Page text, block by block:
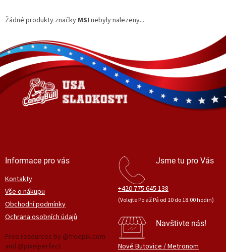
Žádné produkty značky MSI nebyly nalezeny...
á
p
a
í
Informace pro vás
Kontakty
Vše o nákupu
Obchodní podmínky
Ochrana osobních údajů
Free resources by @freepik.com
and @pixelperfect
Jsme tu pro Vás
+420 775 645 138
(Volejte Po až Pá od 10 do 18.00 hodin)
Navštivte nás!
Nové Butovice / Metronom